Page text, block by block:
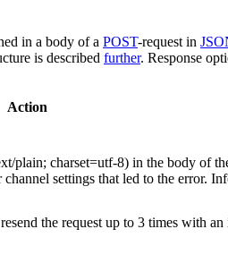
in a body of a POST-request in
is described further. Response
Action
plain; charset=utf-8) in the body of
settings that led to the error.
the request up to 3 times with